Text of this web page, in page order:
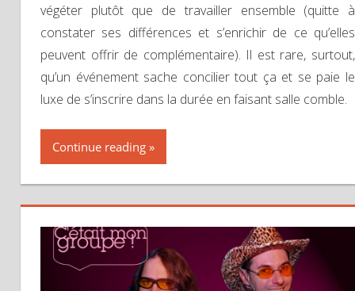
végéter plutôt que de travailler ensemble (quitte à
constater ses différences et s’enrichir de ce qu’elles
peuvent offrir de complémentaire). Il est rare, surtout,
qu’un événement sache concilier tout ça et se paie le
luxe de s’inscrire dans la durée en faisant salle comble.
Continue reading